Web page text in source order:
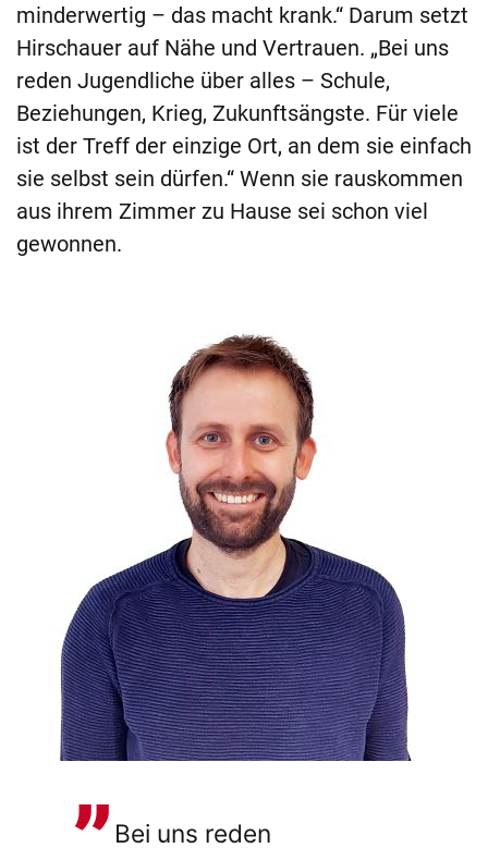
minderwertig – das macht krank.“ Darum setzt
Hirschauer auf Nähe und Vertrauen. „Bei uns
reden Jugendliche über alles – Schule,
Beziehungen, Krieg, Zukunftsängste. Für viele
ist der Treff der einzige Ort, an dem sie einfach
sie selbst sein dürfen.“ Wenn sie rauskommen
aus ihrem Zimmer zu Hause sei schon viel
gewonnen.
Bei uns reden